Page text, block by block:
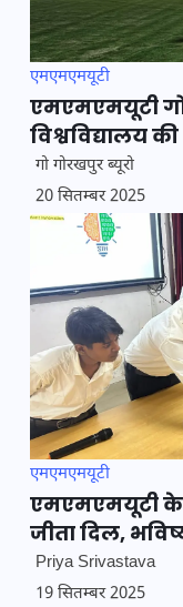
एमएमएमयूटी
एमएमएमयूटी
विश्वविद्यालय की
गो गोरखपुर ब्यूरो
20 सितम्बर 2025
एमएमएमयूटी
एमएमएमयूटी के
जीता दिल,
Priya Srivastava
19 सितम्बर 2025